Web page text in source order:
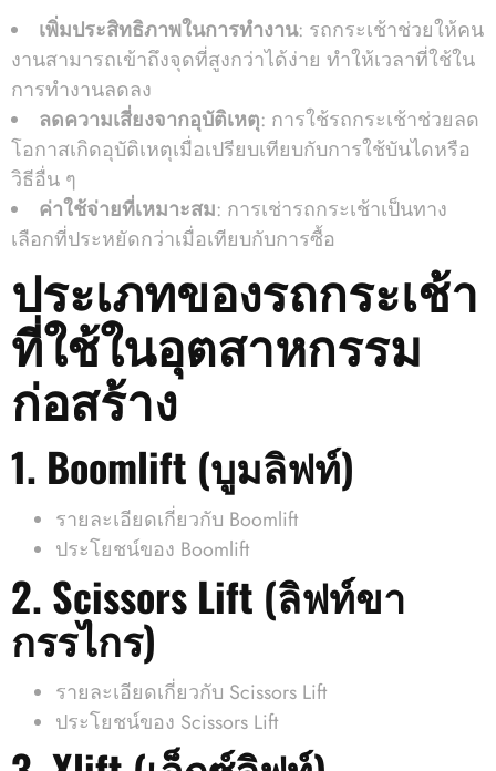
เพิ่มประสิทธิภาพในการทำงาน: รถกระเช้าช่วยให้คน
งานสามารถเข้าถึงจุดที่สูงกว่าได้ง่าย ทำให้เวลาที่ใช้ใน
การทำงานลดลง
ลดความเสี่ยงจากอุบัติเหตุ: การใช้รถกระเช้าช่วยลด
โอกาสเกิดอุบัติเหตุเมื่อเปรียบเทียบกับการใช้บันไดหรือ
วิธีอื่น ๆ
ค่าใช้จ่ายที่เหมาะสม: การเช่ารถกระเช้าเป็นทาง
เลือกที่ประหยัดกว่าเมื่อเทียบกับการซื้อ
ประเภทของรถกระเช้า
ที่ใช้ในอุตสาหกรรม
ก่อสร้าง
1. Boomlift (บูมลิฟท์)
รายละเอียดเกี่ยวกับ Boomlift
ประโยชน์ของ Boomlift
2. Scissors Lift (ลิฟท์ขา
กรรไกร)
รายละเอียดเกี่ยวกับ Scissors Lift
ประโยชน์ของ Scissors Lift